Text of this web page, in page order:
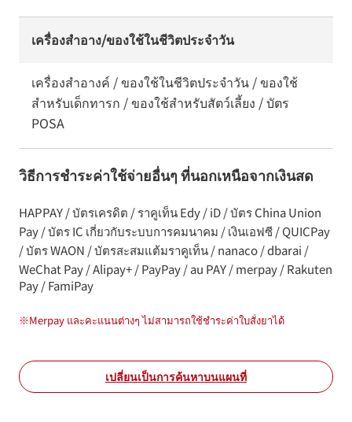
เครื่องสำอาง/ของใช้ในชีวิตประจำวัน
เครื่องสำอางค์ / ของใช้ในชีวิตประจำวัน / ของใช้
สำหรับเด็กทารก / ของใช้สำหรับสัตว์เลี้ยง / บัตร
POSA
วิธีการชำระค่าใช้จ่ายอื่นๆ ที่นอกเหนือจากเงินสด
HAPPAY / บัตรเครดิต / ราคูเท็น Edy / iD / บัตร China Union
Pay / บัตร IC เกี่ยวกับระบบการคมนาคม / เงินเอฟซี / QUICPay
/ บัตร WAON / บัตรสะสมแต้มราคูเท็น / nanaco / dbarai /
WeChat Pay / Alipay+ / PayPay / au PAY / merpay / Rakuten
Pay / FamiPay
※Merpay และคะแนนต่างๆ ไม่สามารถใช้ชำระค่าใบสั่งยาได้
เปลี่ยนเป็นการค้นหาบนแผนที่